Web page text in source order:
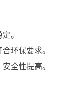
。
环保要求。
全性提高。